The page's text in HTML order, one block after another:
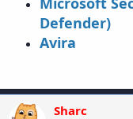
Defender)
Avira
Sharc